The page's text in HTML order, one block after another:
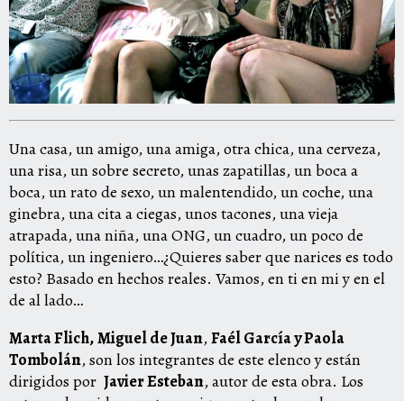
Una casa, un amigo, una amiga, otra chica, una cerveza,
una risa, un sobre secreto, unas zapatillas, un boca a
boca, un rato de sexo, un malentendido, un coche, una
ginebra, una cita a ciegas, unos tacones, una vieja
atrapada, una niña, una ONG, un cuadro, un poco de
política, un ingeniero…¿Quieres saber que narices es todo
esto? Basado en hechos reales. Vamos, en ti en mi y en el
de al lado…
Marta Flich,Miguel de Juan,Faél García y Paola
Tombolán,son los integrantes de este elenco y están
dirigidos por Javier Esteban, autor de esta obra. Los